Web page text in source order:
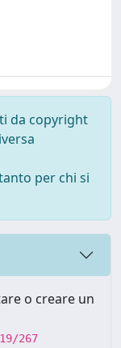
da copyright
per chi si
o creare un
267